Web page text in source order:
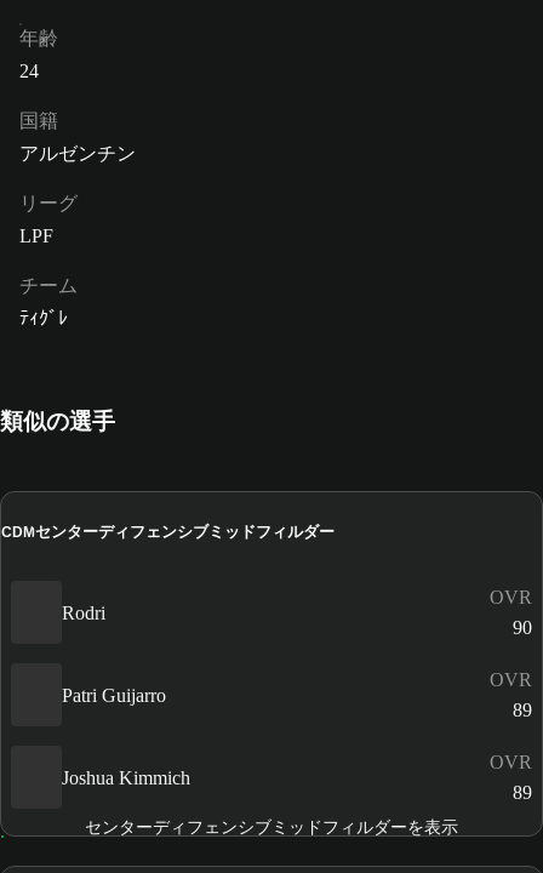
年齢
24
国籍
アルゼンチン
リーグ
LPF
チーム
ﾃｨｸﾞﾚ
類似の選手
CDMセンターディフェンシブミッドフィルダー
Rodri
OVR
90
Patri Guijarro
OVR
89
Joshua Kimmich
OVR
89
センターディフェンシブミッドフィルダーを表示